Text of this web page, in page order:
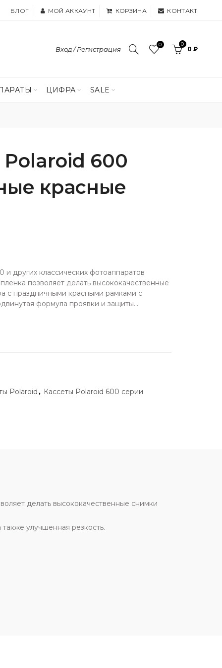
БЛОГ МОЙ АККАУНТ КОРЗИНА КОНТАКТ
Вход / Регистрация
0 0
0 ₽
ЦИФРА SALE
600
красные
других классических фотоаппаратов
позволяет делать высококачественные
с праздничными красными рамками с
формула проявки и защиты...
Polaroid , Кассеты Polaroid 600 серии
делать высококачественные снимки
улучшенная резкость.